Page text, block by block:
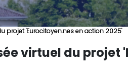
projet 'Eurocitoyen.nes en action 2025'
virtuel du projet